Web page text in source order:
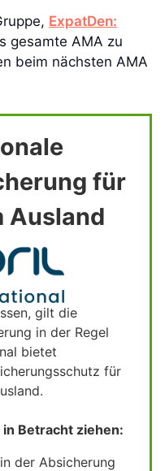
ExpatDen:
gesamte AMA zu
beim nächsten AMA
für
Ausland
gilt die
in der Regel
bietet
für
in Betracht ziehen:
der Absicherung